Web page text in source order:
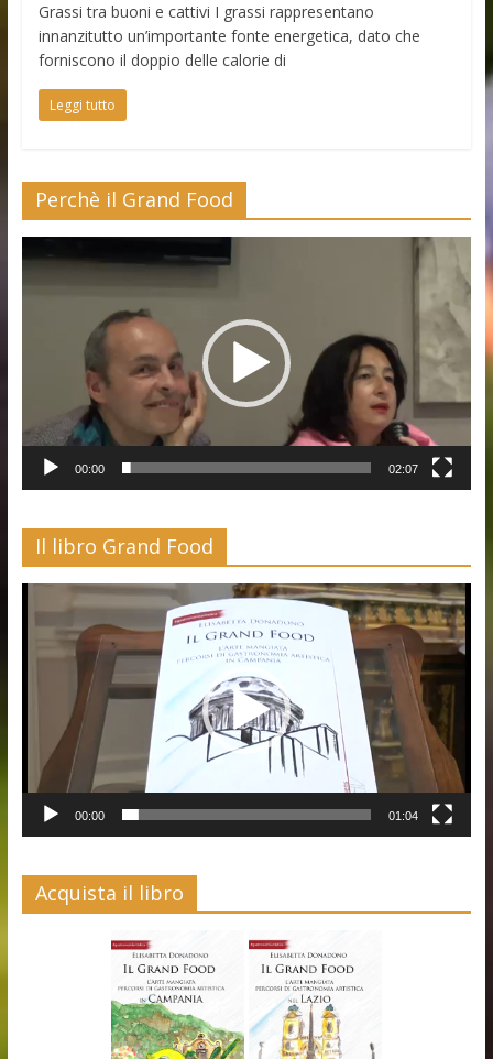
Grassi tra buoni e cattivi I grassi rappresentano
innanzitutto un’importante fonte energetica, dato che
forniscono il doppio delle calorie di
Leggi tutto
Perchè il Grand Food
00:00 02:07
Il libro Grand Food
Player
00:00 01:04
Acquista il libro